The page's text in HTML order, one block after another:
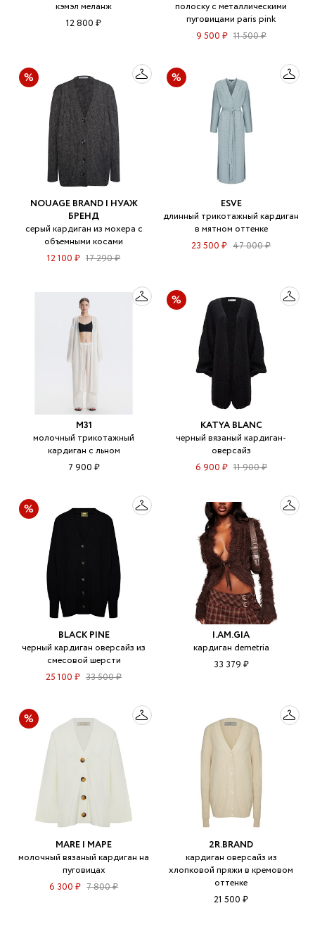
кэмэл меланж
12 800 ₽
полоску с металлическими
пуговицами paris pink
9 500 ₽ 11 500 ₽
NOUAGE BRAND | НУАЖ
БРЕНД
серый кардиган из мохера с
объемными косами
12 100 ₽ 17 290 ₽
ESVE
длинный трикотажный кардиган
в мятном оттенке
23 500 ₽ 47 000 ₽
M31
молочный трикотажный
кардиган с льном
7 900 ₽
KATYA BLANC
черный вязаный кардиган-
оверсайз
6 900 ₽ 11 900 ₽
BLACK PINE
черный кардиган оверсайз из
смесовой шерсти
25 100 ₽ 33 500 ₽
I.AM.GIA
кардиган demetria
33 379 ₽
MARE | МАРЕ
молочный вязаный кардиган на
пуговицах
6 300 ₽ 7 800 ₽
2R.BRAND
кардиган оверсайз из
хлопковой пряжи в кремовом
оттенке
21 500 ₽